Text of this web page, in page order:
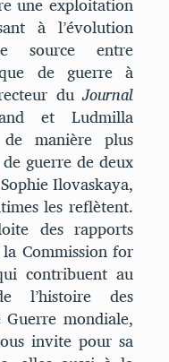
à l’évolution
source entre
de guerre à
duJournal
et Ludmilla
de manière plus
guerre de deux
Ilovaskaya,
les reflètent.
des rapports
Commission for
contribuent au
l’histoire des
mondiale,
invite pour sa